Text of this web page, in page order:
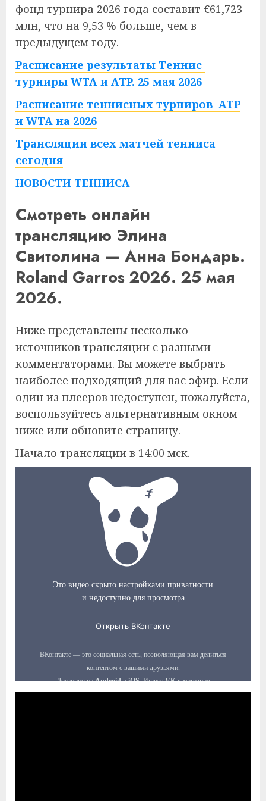
фонд турнира 2026 года составит €61,723
млн, что на 9,53 % больше, чем в
предыдущем году.
Расписание результаты Теннис
турниры WTA и ATP. 25 мая 2026
Расписание теннисных турниров ATP
и WTA на 2026
Трансляции всех матчей тенниса
сегодня
НОВОСТИ ТЕННИСА
Смотреть онлайн
трансляцию Элина
Свитолина — Анна Бондарь.
Roland Garros 2026. 25 мая
2026.
Ниже представлены несколько
источников трансляции с разными
комментаторами. Вы можете выбрать
наиболее подходящий для вас эфир. Если
один из плееров недоступен, пожалуйста,
воспользуйтесь альтернативным окном
ниже или обновите страницу.
Начало трансляции в 14:00 мск.